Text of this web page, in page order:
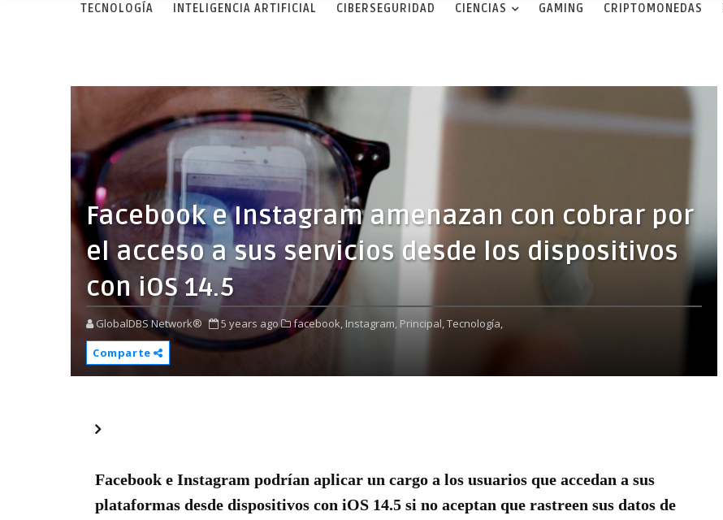
TECNOLOGÍA INTELIGENCIA ARTIFICIAL CIBERSEGURIDAD CIENCIAS GAMING CRIPTOMONEDAS
Facebook e Instagram amenazan con cobrar por
el acceso a sus servicios desde los dispositivos
con iOS 14.5
GlobalDBS Network® 5 years ago facebook, Instagram, Principal,Tecnología,
Comparte
Facebook e Instagram podrían aplicar un cargo a los usuarios que accedan a sus
plataformas desde dispositivos con iOS 14.5 si no aceptan que rastreen sus datos de